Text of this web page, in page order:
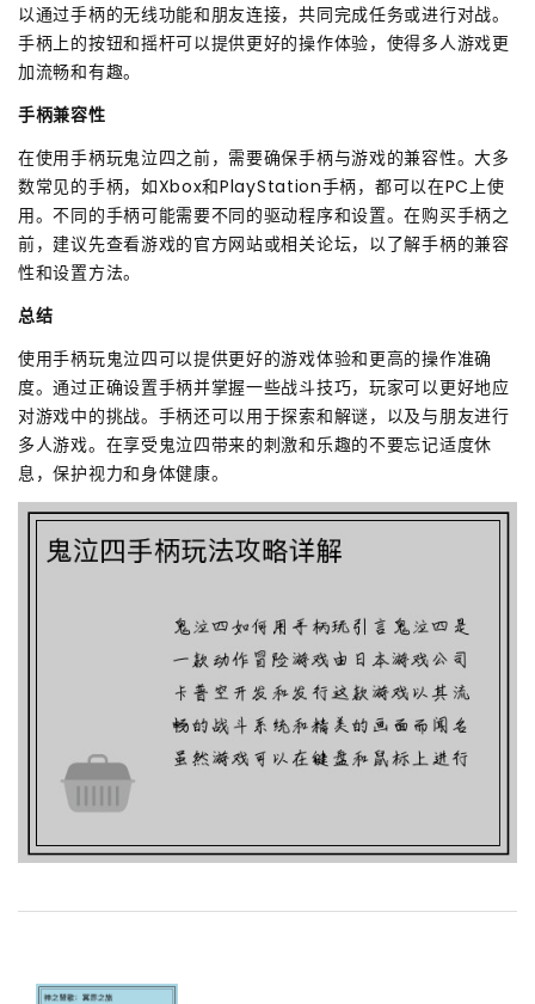
以通过手柄的无线功能和朋友连接，共同完成任务或进行对战。
手柄上的按钮和摇杆可以提供更好的操作体验，使得多人游戏更
加流畅和有趣。
手柄兼容性
在使用手柄玩鬼泣四之前，需要确保手柄与游戏的兼容性。大多
数常见的手柄，如Xbox和PlayStation手柄，都可以在PC上使
用。不同的手柄可能需要不同的驱动程序和设置。在购买手柄之
前，建议先查看游戏的官方网站或相关论坛，以了解手柄的兼容
性和设置方法。
总结
使用手柄玩鬼泣四可以提供更好的游戏体验和更高的操作准确
度。通过正确设置手柄并掌握一些战斗技巧，玩家可以更好地应
对游戏中的挑战。手柄还可以用于探索和解谜，以及与朋友进行
多人游戏。在享受鬼泣四带来的刺激和乐趣的不要忘记适度休
息，保护视力和身体健康。